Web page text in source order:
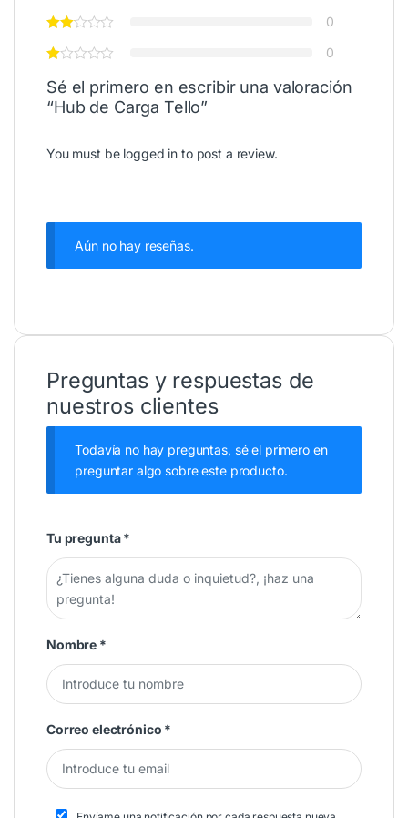
0
0
Sé el primero en escribir una valoración
“Hub de Carga Tello”
You must be logged in to post a review.
Aún no hay reseñas.
Preguntas y respuestas de
nuestros clientes
Todavía no hay preguntas, sé el primero en
preguntar algo sobre este producto.
Tu pregunta*
Nombre *
Correo electrónico *